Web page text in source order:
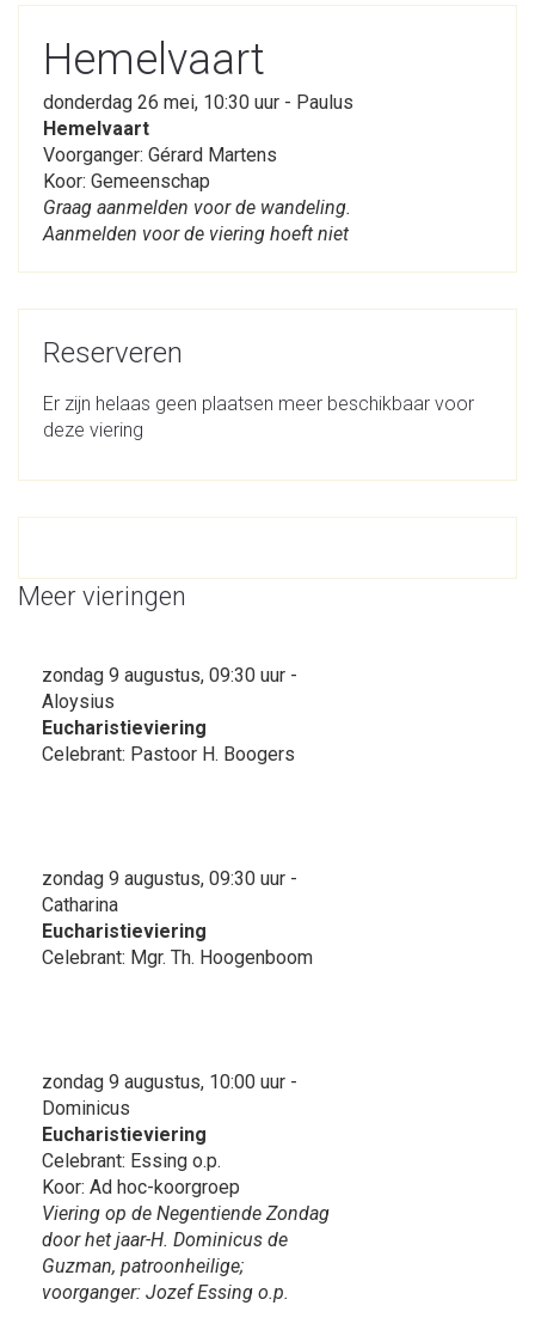
Hemelvaart
donderdag 26 mei, 10:30 uur - Paulus
Hemelvaart
Voorganger: Gérard Martens
Koor: Gemeenschap
Graag aanmelden voor de wandeling.
Aanmelden voor de viering hoeft niet
Reserveren
Er zijn helaas geen plaatsen meer beschikbaar voor
deze viering
Meer vieringen
zondag 9 augustus, 09:30 uur -
Aloysius
Eucharistieviering
Celebrant: Pastoor H. Boogers
zondag 9 augustus, 09:30 uur -
Catharina
Eucharistieviering
Celebrant: Mgr. Th. Hoogenboom
zondag 9 augustus, 10:00 uur -
Dominicus
Eucharistieviering
Celebrant: Essing o.p.
Koor: Ad hoc-koorgroep
Viering op de Negentiende Zondag
door het jaar-H. Dominicus de
Guzman, patroonheilige;
voorganger: Jozef Essing o.p.